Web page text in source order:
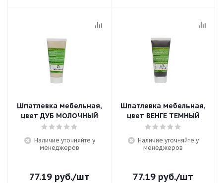
Шпатлевка мебельная,
цвет ДУБ МОЛОЧНЫЙ
Наличие уточняйте у
менеджеров
77.19 руб./шт
Шпатлевка мебельная,
цвет ВЕНГЕ ТЕМНЫЙ
Наличие уточняйте у
менеджеров
77.19 руб./шт